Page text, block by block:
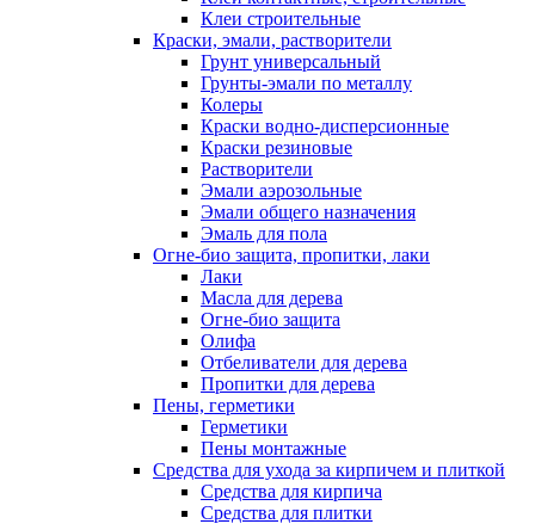
Клеи строительные
Краски, эмали, растворители
Грунт универсальный
Грунты-эмали по металлу
Колеры
Краски водно-дисперсионные
Краски резиновые
Растворители
Эмали аэрозольные
Эмали общего назначения
Эмаль для пола
Огне-био защита, пропитки, лаки
Лаки
Масла для дерева
Огне-био защита
Олифа
Отбеливатели для дерева
Пропитки для дерева
Пены, герметики
Герметики
Пены монтажные
Средства для ухода за кирпичем и плиткой
Средства для кирпича
Средства для плитки